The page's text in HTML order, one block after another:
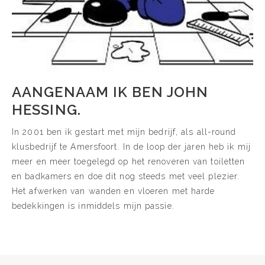
AANGENAAM IK BEN JOHN
HESSING.
In 2001 ben ik gestart met mijn bedrijf, als all-round
klusbedrijf te Amersfoort. In de loop der jaren heb ik mij
meer en meer toegelegd op het renoveren van toiletten
en badkamers en doe dit nog steeds met veel plezier.
Het afwerken van wanden en vloeren met harde
bedekkingen is inmiddels mijn passie.